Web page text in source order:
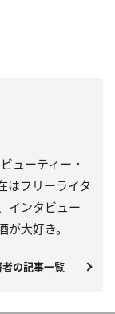
ューティー・
はフリーライタ
インタビュー
大好き。
者の記事一覧